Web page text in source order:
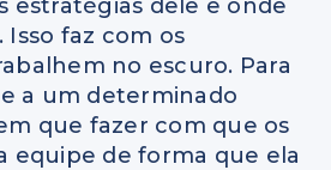
estratégias dele e onde
faz com os
no escuro. Para
a um determinado
que fazer com que os
equipe de forma que ela